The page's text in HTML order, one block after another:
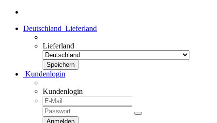
Deutschland Lieferland
Lieferland
Kundenlogin
Kundenlogin